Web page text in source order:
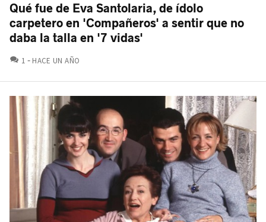
Qué fue de Eva Santolaria, de ídolo
carpetero en 'Compañeros' a sentir que no
daba la talla en '7 vidas'
1 COMENTARIOS
HACE UN AÑO